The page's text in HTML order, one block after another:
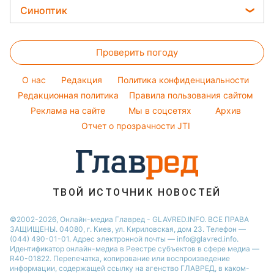
Новости Днепра
Ольга Сумская
Филипп Киркоров
Елена Зеленская
Ани Лорак
Кейт Миддлтон
Алла Пугачева
Легкие десерты
Праздничное меню
Авто
Стирка
Комнатные растения
Цены на продукты
Денежная помощь
Курс валют
Синоптик
Магнитные бури
Погода на сегодня
Погода на завтра
Пылевая буря
Проверить погоду
O нас Редакция
Политика конфиденциальности
Редакционная политика
Правила пользования сайтом
Реклама на сайте
Мы в соцсетях
Архив
Отчет о прозрачности JTI
ТВОЙ ИСТОЧНИК НОВОСТЕЙ
©2002-2026, Онлайн-медиа Главред - GLAVRED.INFO. ВСЕ ПРАВА
ЗАЩИЩЕНЫ. 04080, г. Киев, ул. Кириловская, дом 23. Телефон —
(044) 490-01-01. Адрес электронной почты — info@glavred.info.
Идентификатор онлайн-медиа в Реестре cубъектов в сфере медиа —
R40-01822. Перепечатка, копирование или воспроизведение
информации, содержащей ссылку на агенство ГЛАВРЕД, в каком-